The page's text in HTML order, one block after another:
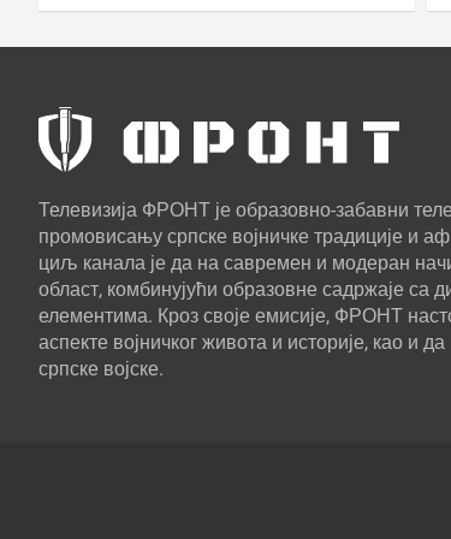
Телевизија ФРОНТ је образовно-забавни
промовисању српске војничке традиције и
циљ канала је да на савремен и модеран
област, комбинујући образовне садржаје са
елементима. Кроз своје емисије, ФРОНТ
аспекте војничког живота и историје, као и
српске војске.